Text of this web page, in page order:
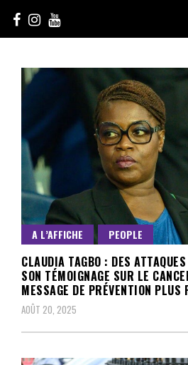
content
sunuculture
A L’AFFICHE PEOPLE
CLAUDIA TAGBO : DES
SON TÉMOIGNAGE SUR LE
MESSAGE DE PRÉVENTION PLUS
AOÛT 20, 2025